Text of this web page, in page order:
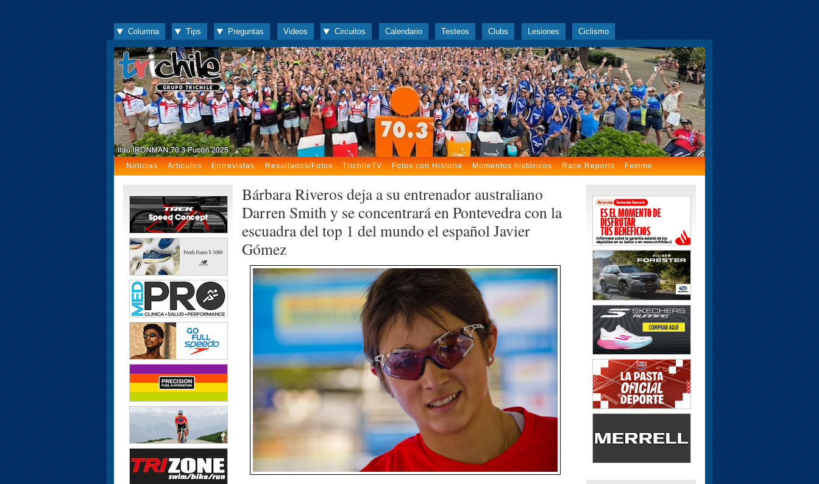
Columna Tips Preguntas Videos Circuitos Calendario Testeos Clubs Lesiones Ciclismo
Noticias Artículos Entrevistas Resultados/Fotos TrichileTV Fotos con Historia Momentos históricos Race Reports Femme
Bárbara Riveros deja a su entrenador australiano
Darren Smith y se concentrará en Pontevedra con la
escuadra del top 1 del mundo el español Javier
Gómez